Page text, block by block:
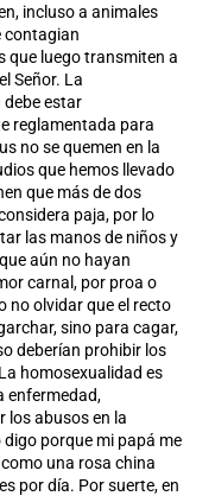
incluso a animales
contagian
que luego transmiten a
Señor. La
estar
reglamentada para
no se quemen en la
que hemos llevado
que más de dos
paja, por lo
las manos de niños y
aún no hayan
carnal, por proa o
no olvidar que el recto
sino para cagar,
deberían prohibir los
homosexualidad es
enfermedad,
los abusos en la
digo porque mi papá me
una rosa china
por día. Por suerte, en